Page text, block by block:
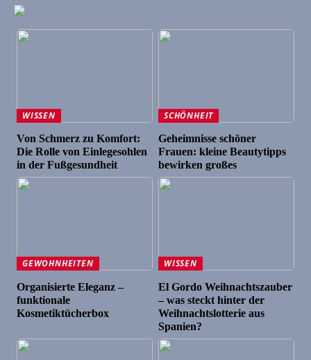
WISSEN
Von Schmerz zu Komfort:
Die Rolle von Einlegesohlen
in der Fußgesundheit
SCHÖNHEIT
Geheimnisse schöner
Frauen: kleine Beautytipps
bewirken großes
GEWOHNHEITEN
Organisierte Eleganz –
funktionale
Kosmetiktücherbox
WISSEN
El Gordo Weihnachtszauber
– was steckt hinter der
Weihnachtslotterie aus
Spanien?